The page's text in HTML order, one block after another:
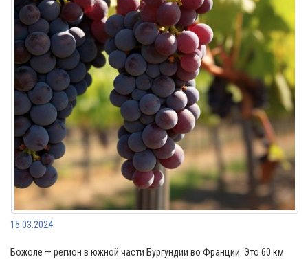
15.03.2024
Божоле — регион в южной части Бургундии во Франции. Это 60 км